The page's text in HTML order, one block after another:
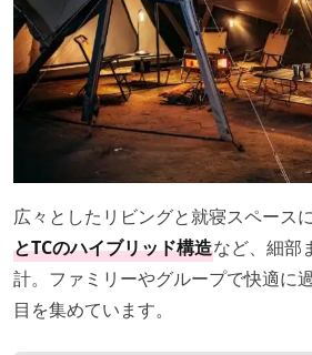
広々としたリビングと就寝スペースに
とTCのハイブリッド構造など、細部
計。ファミリーやグループで快適に
目を集めています。